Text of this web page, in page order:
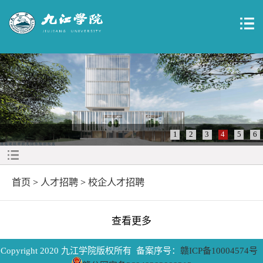
1 2 3 4 5 6
首页 > 人才招聘 > 校企人才招聘
查看更多
Copyright 2020 九江学院版权所有 备案序号： 赣ICP备10004574号